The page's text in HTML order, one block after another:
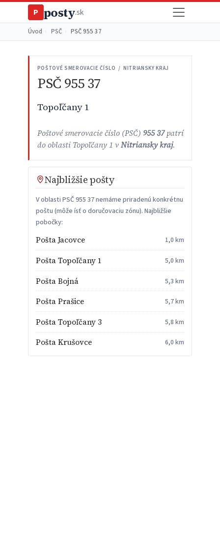
P posty.sk
Úvod PSČ PSČ 955 37
POŠTOVÉ SMEROVACIE ČÍSLO / NITRIANSKY KRAJ
PSČ 955 37
Topoľčany 1
Poštové smerovacie číslo (PSČ) 955 37patrí
do oblasti Topoľčany 1 vNitriansky kraj.
Najbližšie pošty
V oblasti PSČ 955 37 nemáme priradenú konkrétnu
poštu (môže ísť o doručovaciu zónu). Najbližšie
pobočky:
Pošta Jacovce 1,0 km
Pošta Topoľčany 1 5,0 km
Pošta Bojná 5,3 km
Pošta Prašice 5,7 km
Pošta Topoľčany 3 5,8 km
Pošta Krušovce 6,0 km